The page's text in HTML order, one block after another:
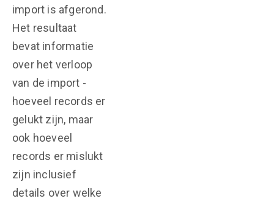
import is afgerond.
Het resultaat
bevat informatie
over het verloop
van de import -
hoeveel records er
gelukt zijn, maar
ook hoeveel
records er mislukt
zijn inclusief
details over welke